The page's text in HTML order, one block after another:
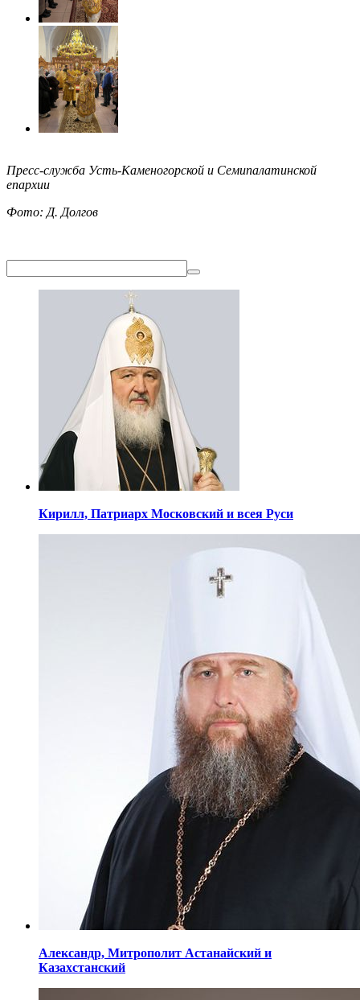
Пресс-служба Усть-Каменогорской и Семипалатинской
епархии
Фото: Д. Долгов
Кирилл, Патриарх Московский и всея Руси
Александр, Митрополит Астанайский и
Казахстанский